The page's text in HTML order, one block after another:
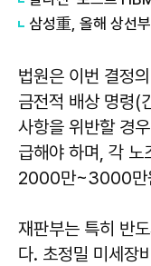
삼성重, 올해 상선
법원은 이번 결정
금전적 배상 명령(
사항을 위반할 경
급해야 하며, 각 노
2000만~3000만
재판부는 특히 반
다. 초정밀 미세장